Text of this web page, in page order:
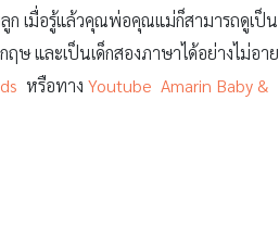
ก เมื่อรู้แล้วคุณพ่อคุณแม่ก็สามารถดูเป็น
ษ และเป็นเด็กสองภาษาได้อย่างไม่อาย
หรือทาง Youtube Amarin Baby &